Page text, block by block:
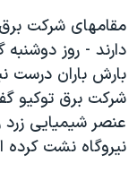
جستجوویژه برنامه‌ها
ویدیوها
فرهنگ و زندگی
حقوق شهروندی
اقتصادی
۲۵۰سالگی آمریکا
بایگانی برنامه‌های
مستندها
انتخابات ریاست
حمله جمهوری
یادگیری زبان
دنبال کنید
مقامهای شرکت برق
دارند - روز
بارش باران درست
شرکت برق توکیو
عنصر شیمیایی زرد
نیروگاه نشت